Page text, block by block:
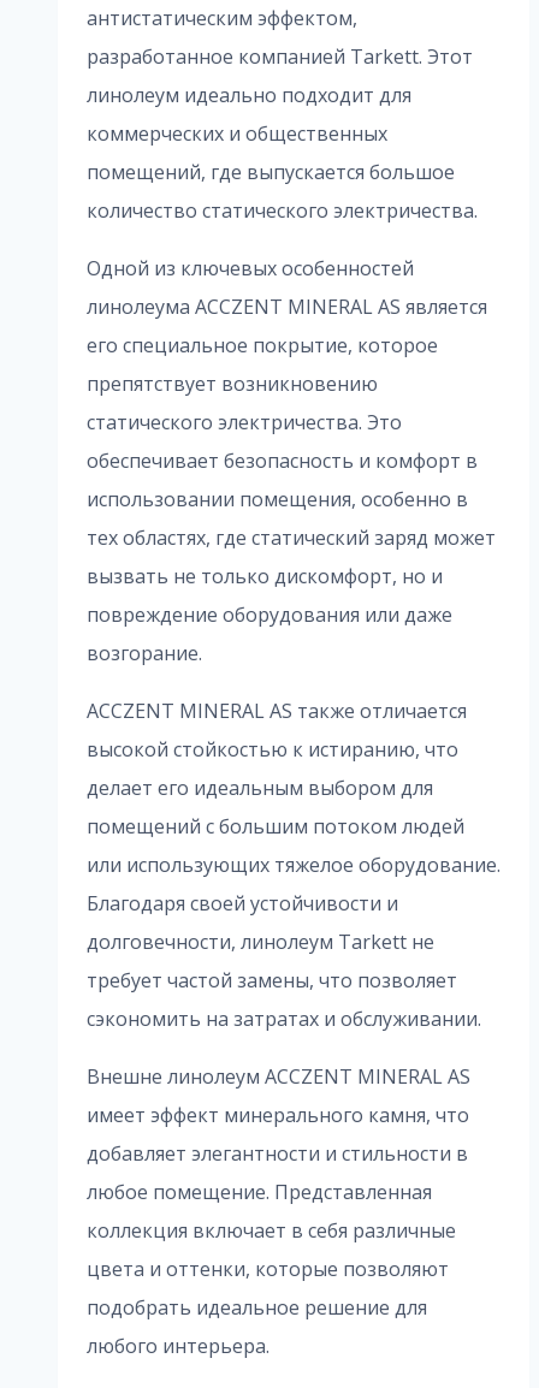
антистатическим эффектом,
разработанное компанией Tarkett. Этот
линолеум идеально подходит для
коммерческих и общественных
помещений, где выпускается большое
количество статического электричества.
Одной из ключевых особенностей
линолеума ACCZENT MINERAL AS является
его специальное покрытие, которое
препятствует возникновению
статического электричества. Это
обеспечивает безопасность и комфорт в
использовании помещения, особенно в
тех областях, где статический заряд может
вызвать не только дискомфорт, но и
повреждение оборудования или даже
возгорание.
ACCZENT MINERAL AS также отличается
высокой стойкостью к истиранию, что
делает его идеальным выбором для
помещений с большим потоком людей
или использующих тяжелое оборудование.
Благодаря своей устойчивости и
долговечности, линолеум Tarkett не
требует частой замены, что позволяет
сэкономить на затратах и обслуживании.
Внешне линолеум ACCZENT MINERAL AS
имеет эффект минерального камня, что
добавляет элегантности и стильности в
любое помещение. Представленная
коллекция включает в себя различные
цвета и оттенки, которые позволяют
подобрать идеальное решение для
любого интерьера.